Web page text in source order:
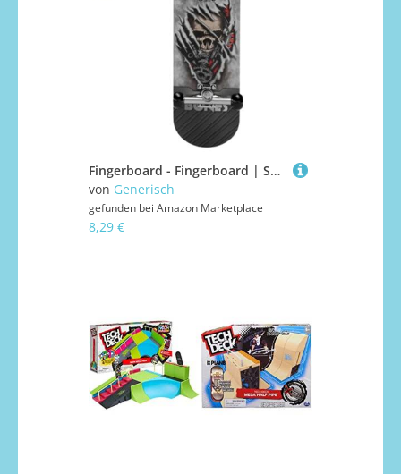
Fingerboard - Fingerboard | Skateboard | Technologiebrücken-Skateboard | Leichtes Fingerspielzeug-Set | Geburtstagsparty-Dekorationen, Partydekorationen
von Generisch
gefunden bei Amazon Marketplace
8,29 €